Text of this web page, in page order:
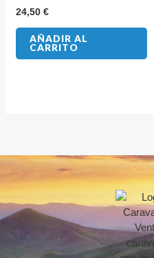
24,50€
AÑADIR AL
CARRITO